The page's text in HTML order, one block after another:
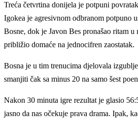
Treća četvrtina donijela je potpuni
Igokea je agresivnom odbranom potpuno
Bosne, dok je Javon Bes pronašao ritam u
približio domaće na jednocifren zaostatak.
Bosna je u tim trenucima djelovala
smanjiti čak sa minus 20 na samo šest
Nakon 30 minuta igre rezultat je glasio
jasno da nas očekuje prava drama. Ipak,